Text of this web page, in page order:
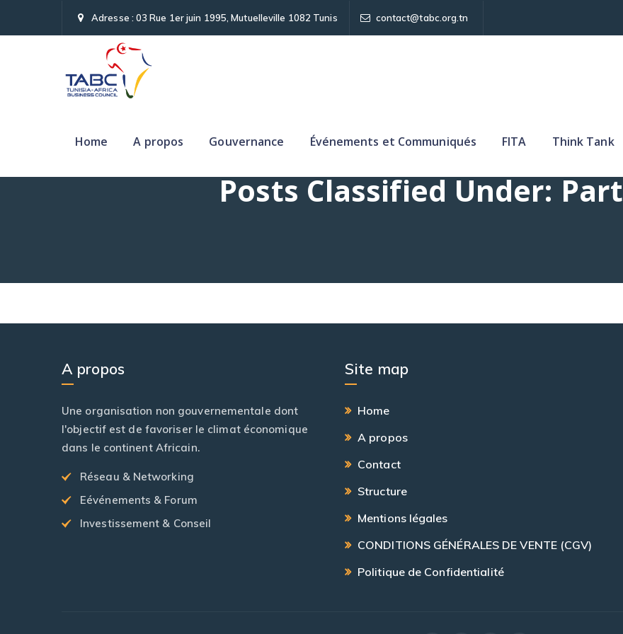
Adresse : 03 Rue 1er juin 1995, Mutuelleville 1082 Tunis contact@tabc.org.tn
Home A propos Gouvernance Événements et Communiqués FITA Think Tank
Posts Classified Under:
A propos
Une organisation non gouvernementale dont
l'objectif est de favoriser le climat économique
dans le continent Africain.
Réseau & Networking
Eévénements & Forum
Investissement & Conseil
Site map
Home
A propos
Contact
Structure
Mentions légales
CONDITIONS GÉNÉRALES DE VENTE (CGV)
Politique de Confidentialité